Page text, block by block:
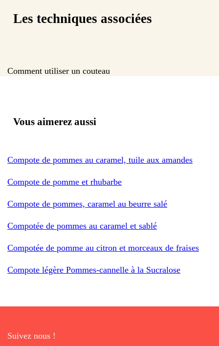
Les techniques associées
Comment utiliser un couteau
Vous aimerez aussi
Compote de pommes au caramel, tuile aux amandes
Compote de pomme et rhubarbe
Compote de pommes, caramel au beurre salé
Compotée de pommes au caramel et sablé
Compotée de pomme au citron et morceaux de fraises
Compote légère Pommes-cannelle à la Sucralose
Suivez nous !